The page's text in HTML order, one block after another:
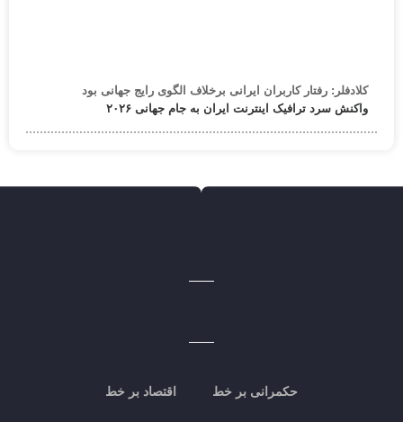
کلادفلر: رفتار کاربران ایرانی برخلاف الگوی رایج جهانی بود
واکنش سرد ترافیک اینترنت ایران به جام جهانی ۲۰۲۶
حکمرانی بر خط اقتصاد بر خط